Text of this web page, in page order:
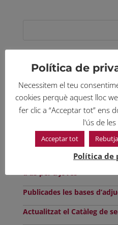
Últimes
PUBLICACIÓ LLISTATS
OLIVERES
SUBVENCIONS PER A
L’INTERIOR DELS
GRANS 2026
Subvencions per al
Publicades les bases
Actualitzat el Catàleg de
Política de
Necessitem el teu
cookies perquè aquest lloc
fer clic a “Acceptar tot” ens
l'ús de
Acceptar tot
Política de